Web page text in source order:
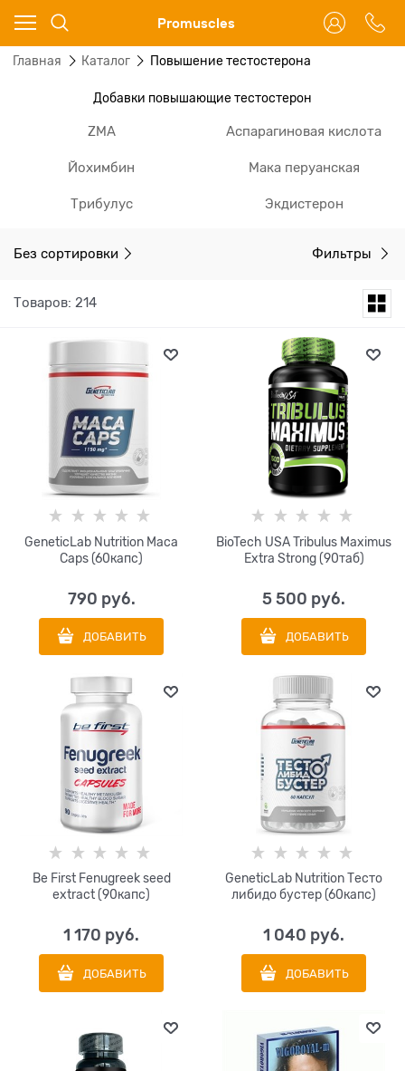
Promuscles
Главная Каталог Повышение тестостерона
Добавки повышающие тестостерон
ZMA Аспарагиновая кислота
Йохимбин Мака перуанская
Трибулус Экдистерон
Без сортировки Фильтры
Товаров: 214
GeneticLab Nutrition Maca
Caps (60капс)
790 руб.
ДОБАВИТЬ
BioTech USA Tribulus Maximus
Extra Strong (90таб)
5 500 руб.
ДОБАВИТЬ
Be First Fenugreek seed
extract (90капс)
1 170 руб.
ДОБАВИТЬ
GeneticLab Nutrition Тесто
либидо бустер (60капс)
1 040 руб.
ДОБАВИТЬ
Ваш город - Москва,
угадали?
ДА НЕТ